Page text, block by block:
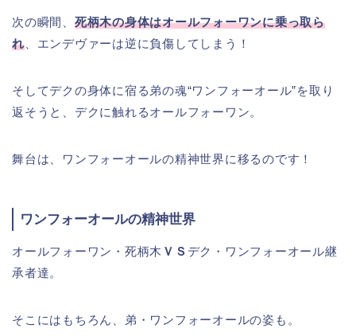
次の瞬間、 死柄木の身体はオールフォーワンに乗っ取ら
れ、エンデヴァーは逆に負傷してしまう！
そしてデクの身体に宿る弟の魂“ワンフォーオール”を取り
返そうと、デクに触れるオールフォーワン。
舞台は、ワンフォーオールの精神世界に移るのです！
ワンフォーオールの精神世界
オールフォーワン・死柄木 ＶＳ デク・ワンフォーオール継
承者達。
そこにはもちろん、弟・ワンフォーオールの姿も。